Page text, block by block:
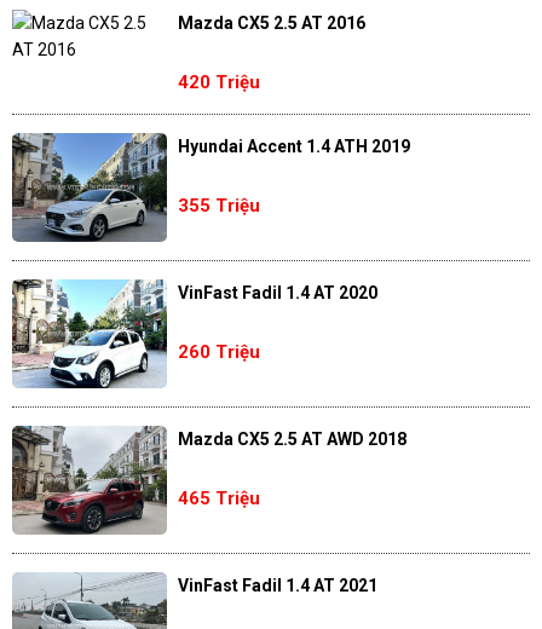
Mazda CX5 2.5 AT 2016
420 Triệu
Hyundai Accent 1.4 ATH 2019
355 Triệu
VinFast Fadil 1.4 AT 2020
260 Triệu
Mazda CX5 2.5 AT AWD 2018
465 Triệu
VinFast Fadil 1.4 AT 2021